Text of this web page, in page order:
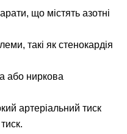
що містять азотні
такі як стенокардія
або ниркова
артеріальний тиск